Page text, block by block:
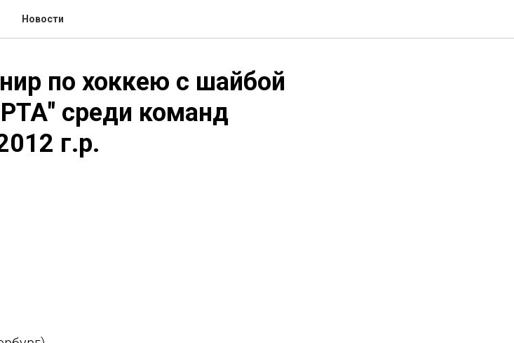
Новости
по хоккею с шайбой
среди команд
г.р.